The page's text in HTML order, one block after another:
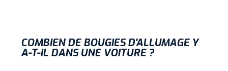
COMBIEN DE BOUGIES D'ALLUMAGE Y
A-T-IL DANS UNE VOITURE ?